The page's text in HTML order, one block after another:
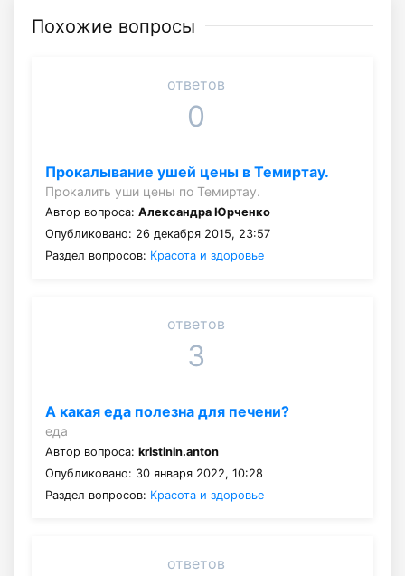
Похожие вопросы
ответов
0
Прокалывание ушей цены в Темиртау.
Прокалить уши цены по Темиртау.
Автор вопроса: Александра Юрченко
Опубликовано: 26 декабря 2015, 23:57
Раздел вопросов: Красота и здоровье
ответов
3
А какая еда полезна для печени?
еда
Автор вопроса: kristinin.anton
Опубликовано: 30 января 2022, 10:28
Раздел вопросов: Красота и здоровье
ответов